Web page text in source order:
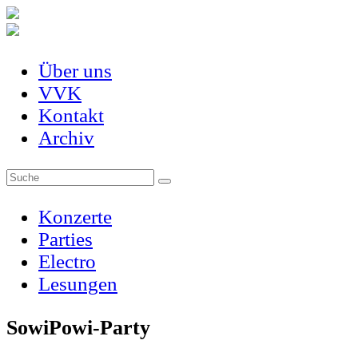
Über uns
VVK
Kontakt
Archiv
Konzerte
Parties
Electro
Lesungen
SowiPowi-Party